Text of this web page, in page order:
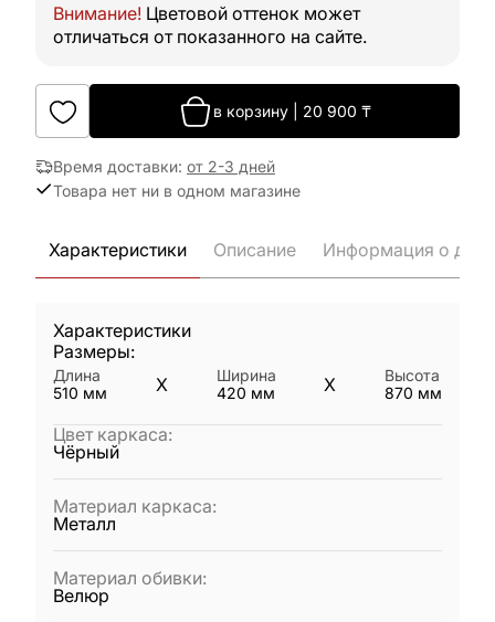
Внимание! Цветовой оттенок может
отличаться от показанного на сайте.
в корзину 20 900 ₸
Время доставки: от 2-3 дней
Товара нет ни в одном магазине
Характеристики Описание Информация о
Характеристики
Размеры:
Длина
510 мм X
Ширина
420 мм X
Высота
870 мм
Цвет каркаса:
Чёрный
Материал каркаса:
Металл
Материал обивки:
Велюр